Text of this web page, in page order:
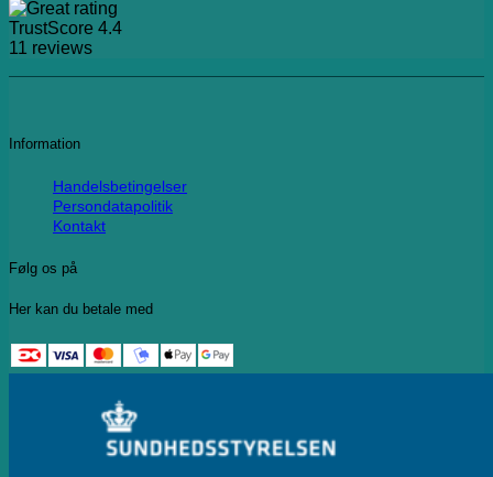
TrustScore 4.4
11 reviews
Information
Handelsbetingelser
Persondatapolitik
Kontakt
Følg os på
Her kan du betale med